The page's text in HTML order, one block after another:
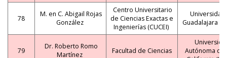
78
M. en C. Abigail Rojas
González
Centro Universitario
de Ciencias Exactas e
Ingenierías (CUCEI)
Guadalajara
79
Dr. Roberto Romo
Martínez
Facultad de Ciencias
Autónoma de